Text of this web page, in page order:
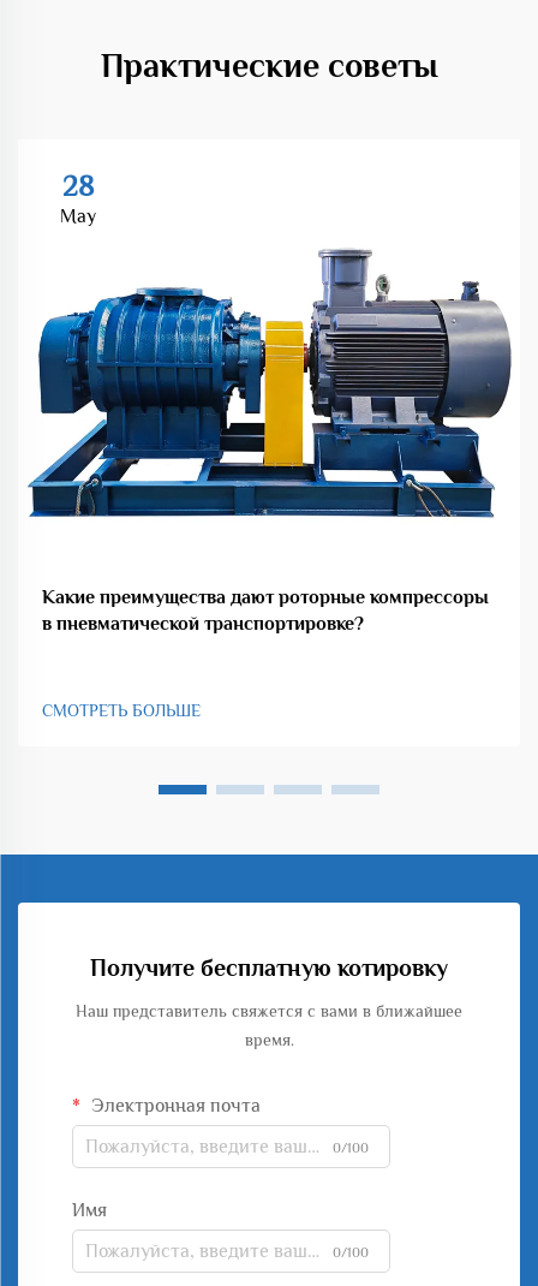
Практические советы
28
May
Какие преимущества дают роторные компрессоры
в пневматической транспортировке?
СМОТРЕТЬ БОЛЬШЕ
Получите бесплатную котировку
Наш представитель свяжется с вами в ближайшее
время.
Электронная почта
0/100
Имя
0/100